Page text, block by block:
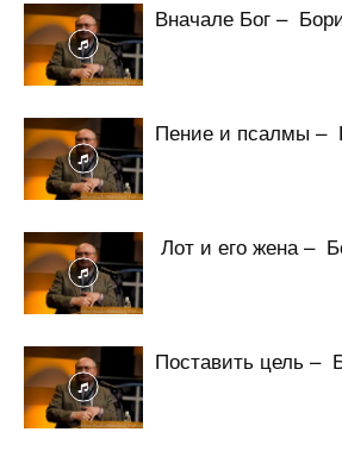
Вначале Бог –
Пение и псалмы –
Лот и его жена –
Поставить цель –